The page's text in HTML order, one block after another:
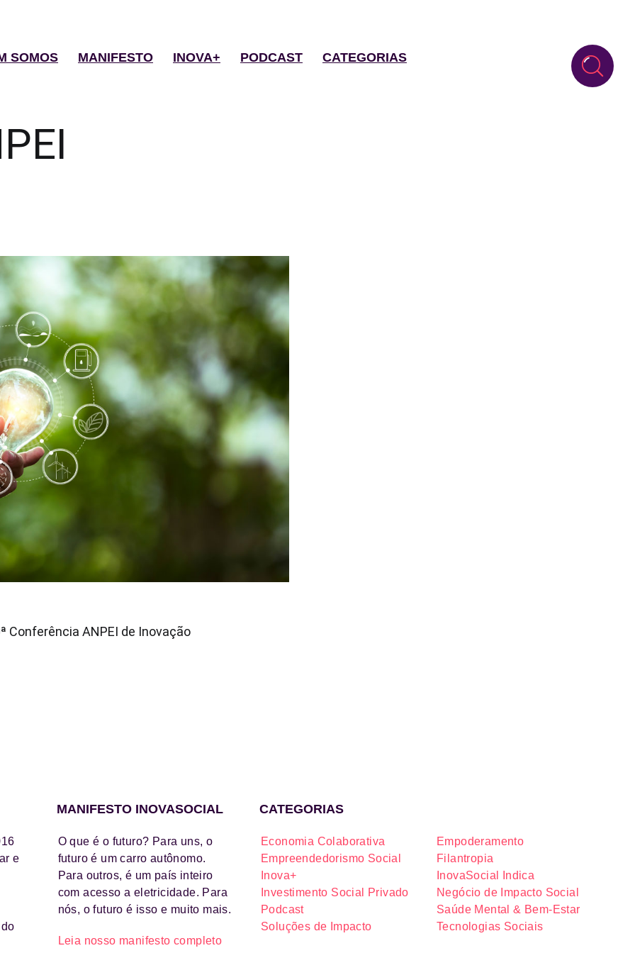
SOMOS MANIFESTO INOVA+ PODCAST CATEGORIAS
Conferência ANPEI de Inovação
e
MANIFESTO INOVASOCIAL
O que é o futuro? Para uns, o
futuro é um carro autônomo.
Para outros, é um país inteiro
com acesso a eletricidade. Para
nós, o futuro é isso e muito mais.
Leia nosso manifesto completo
CATEGORIAS
Economia Colaborativa
Empoderamento
Empreendedorismo Social
Filantropia
Inova+
InovaSocial Indica
Investimento Social Privado
Negócio de Impacto Social
Podcast
Saúde Mental & Bem-Estar
Soluções de Impacto
Tecnologias Sociais